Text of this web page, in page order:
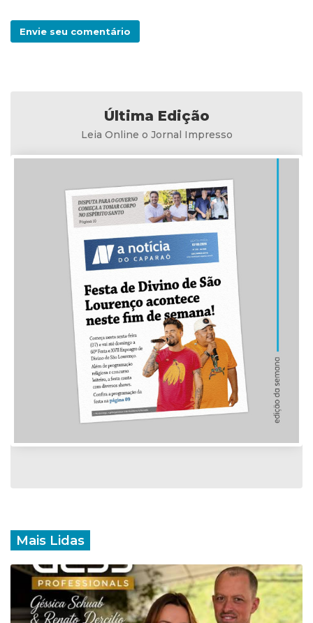
Envie seu comentário
Última Edição
Leia Online o Jornal Impresso
Mais Lidas